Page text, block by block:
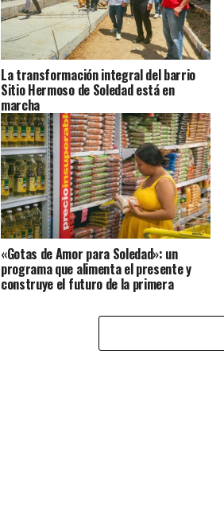
La transformación integral del barrio
Sitio Hermoso de Soledad está en
marcha
«Gotas de Amor para Soledad»: un
programa que alimenta el presente y
construye el futuro de la primera